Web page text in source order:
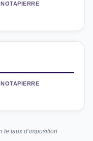
le taux d’imposition